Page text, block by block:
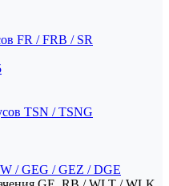
FR / FRB / SR
TSN / TSNG
/ GEG / GEZ / DGE